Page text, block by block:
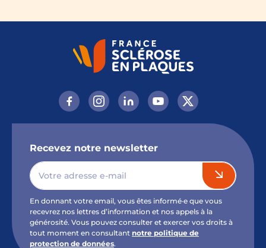
Recevez notre newsletter
En donnant votre email, vous êtes informé·e que vous
recevrez nos lettres d’information et nos appels à la
générosité. Vous pouvez consulter et exercer vos droits à
tout moment en consultant notre politique de
protection de données.